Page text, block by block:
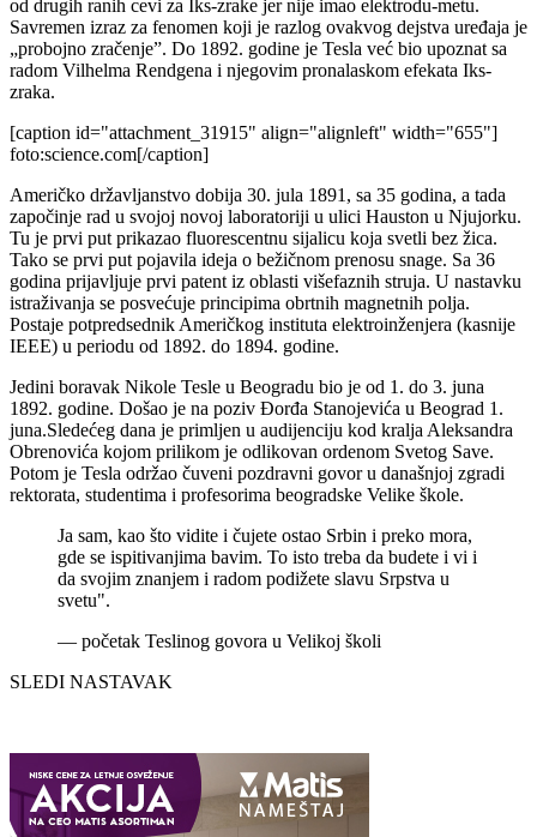
od drugih ranih cevi za Iks-zrake jer nije imao elektrodu-metu.
Savremen izraz za fenomen koji je razlog ovakvog dejstva uređaja je
„probojno zračenje”. Do 1892. godine je Tesla već bio upoznat sa
radom Vilhelma Rendgena i njegovim pronalaskom efekata Iks-
zraka.
[caption id="attachment_31915" align="alignleft" width="655"]
foto:science.com[/caption]
Američko državljanstvo dobija 30. jula 1891, sa 35 godina, a tada
započinje rad u svojoj novoj laboratoriji u ulici Hauston u Njujorku.
Tu je prvi put prikazao fluorescentnu sijalicu koja svetli bez žica.
Tako se prvi put pojavila ideja o bežičnom prenosu snage. Sa 36
godina prijavljuje prvi patent iz oblasti višefaznih struja. U nastavku
istraživanja se posvećuje principima obrtnih magnetnih polja.
Postaje potpredsednik Američkog instituta elektroinženjera (kasnije
IEEE) u periodu od 1892. do 1894. godine.
Jedini boravak Nikole Tesle u Beogradu bio je od 1. do 3. juna
1892. godine. Došao je na poziv Đorđa Stanojevića u Beograd 1.
juna.Sledećeg dana je primljen u audijenciju kod kralja Aleksandra
Obrenovića kojom prilikom je odlikovan ordenom Svetog Save.
Potom je Tesla održao čuveni pozdravni govor u današnjoj zgradi
rektorata, studentima i profesorima beogradske Velike škole.
Ja sam, kao što vidite i čujete ostao Srbin i preko mora,
gde se ispitivanjima bavim. To isto treba da budete i vi i
da svojim znanjem i radom podižete slavu Srpstva u
svetu".
— početak Teslinog govora u Velikoj školi
SLEDI NASTAVAK